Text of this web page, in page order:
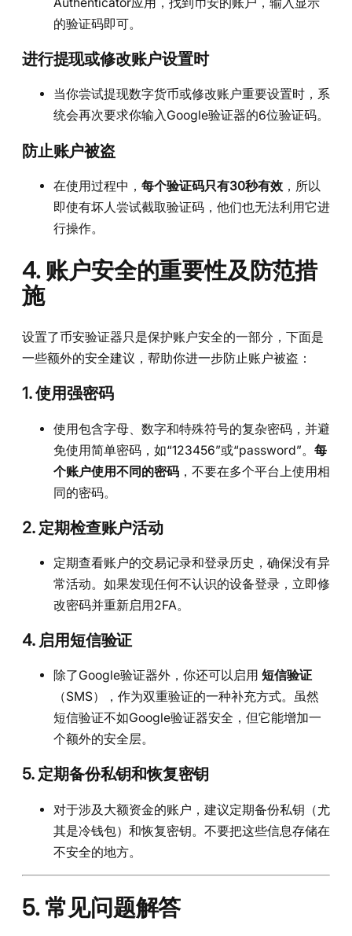
的验证码即可。
进行提现或修改账户设置时
当你尝试提现数字货币或修改账户重要设置时，系
统会再次要求你输入Google验证器的6位验证码。
防止账户被盗
在使用过程中， 每个验证码只有30秒有效 ，所以
即使有坏人尝试截取验证码，他们也无法利用它进
行操作。
4. 账户安全的重要性及防范措
施
设置了币安验证器只是保护账户安全的一部分，下面是
一些额外的安全建议，帮助你进一步防止账户被盗：
1.使用强密码
使用包含字母、数字和特殊符号的复杂密码，并避
免使用简单密码，如“123456”或“password”。 每
个账户使用不同的密码 ，不要在多个平台上使用相
同的密码。
2. 定期检查账户活动
定期查看账户的交易记录和登录历史，确保没有异
常活动。如果发现任何不认识的设备登录，立即修
改密码并重新启用2FA。
4. 启用短信验证
除了Google验证器外，你还可以启用 短信验证
（SMS），作为双重验证的一种补充方式。虽然
短信验证不如Google验证器安全，但它能增加一
个额外的安全层。
5. 定期备份私钥和恢复密钥
对于涉及大额资金的账户，建议定期备份私钥（尤
其是冷钱包）和恢复密钥。不要把这些信息存储在
不安全的地方。
5. 常见问题解答